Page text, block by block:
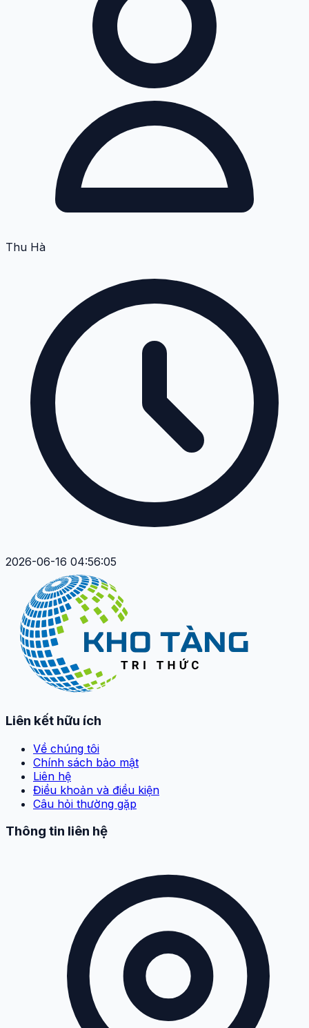
Thu Hà
2026-06-16 04:56:05
Liên kết hữu ích
Về chúng tôi
Chính sách bảo mật
Liên hệ
Điều khoản và điều kiện
Câu hỏi thường gặp
Thông tin liên hệ